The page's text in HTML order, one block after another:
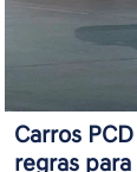
Carros
regras